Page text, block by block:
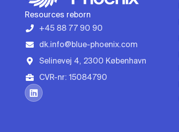
Resources reborn
+45 88 77 90 90
dk.info@blue-phoenix.com
Selinevej 4, 2300 København
CVR-nr: 15084790